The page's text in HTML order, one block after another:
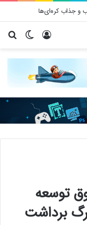
تغییر ورود
توسعه
برداشت